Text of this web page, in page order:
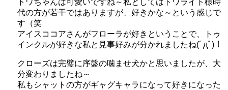
代の方が若干ではありますが、好きかな～という感じで
す（笑
アイスココアさんがフローラが好きということで、トゥ
インクルが好きな私と見事好みが分かれましたね(ﾟдﾟ)！
クローズは完璧に序盤の噛ませ犬かと思いましたが、大
分変わりましたね～
私もシャットの方がギャグキャラになって好きになった